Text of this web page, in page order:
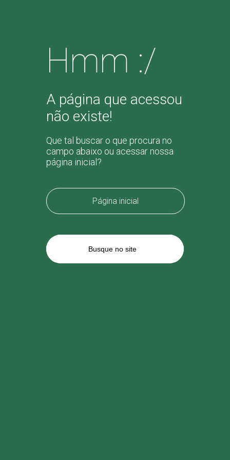
Hmm :/
A página que acessou
não existe!
Que tal buscar o que procura no
campo abaixo ou acessar nossa
página inicial?
Página inicial